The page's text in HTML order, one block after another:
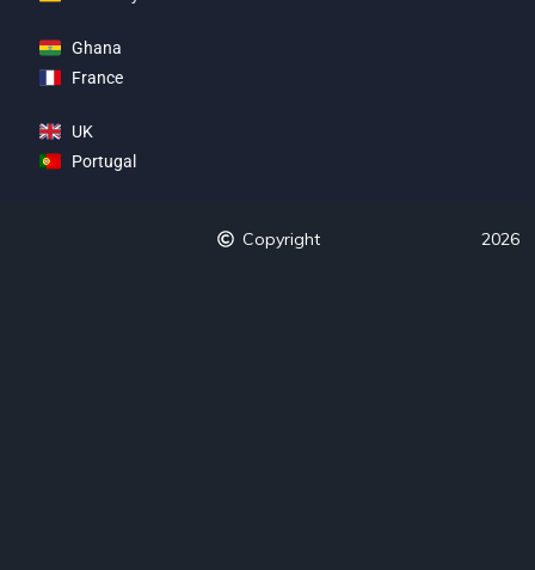
Ghana
France
UK
Portugal
Copyright 2026